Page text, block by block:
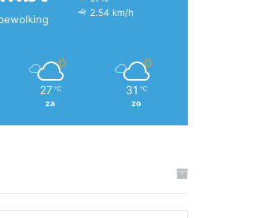
2.54 km/h
27 ℃
za
31 ℃
zo